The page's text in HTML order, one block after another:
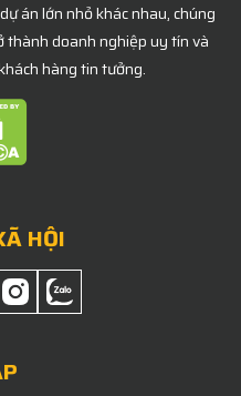
án lớn nhỏ khác nhau, chúng
doanh nghiệp uy tín và
hàng tin tưởng.
HỘI